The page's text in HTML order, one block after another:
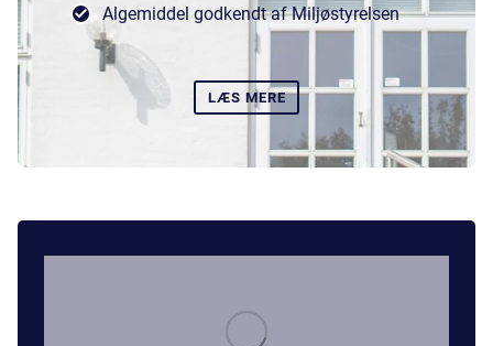
Algemiddel godkendt af Miljøstyrelsen
LÆS MERE